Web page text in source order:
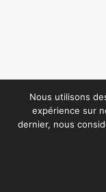
Nous utilisons
expérience sur
dernier, nous